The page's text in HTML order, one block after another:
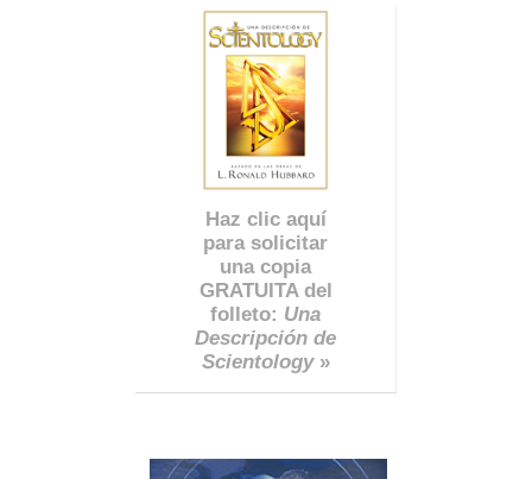
Haz clic aquí
para solicitar
una copia
GRATUITA del
folleto: Una
Descripción de
Scientology»